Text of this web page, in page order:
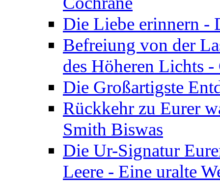
Die Liebe erinnern -
Befreiung von der
des Höheren Lichts
Die Großartigste
Rückkehr zu Eurer
Smith Biswas
Die Ur-Signatur
Leere - Eine uralte